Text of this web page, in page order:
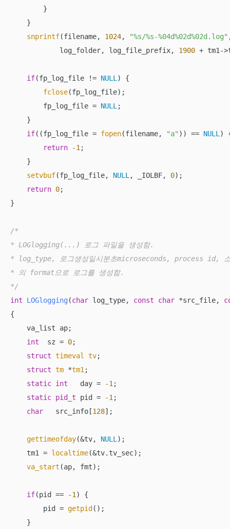
        }
    }
snprintf(filename, 1024, "%s/%s-%04d%02d%02d.log"
            log_folder, log_file_prefix,
1900 + tm1-
if(fp_log_file != NULL ) {
fclose(fp_log_file);
        fp_log_file =
NULL ;
    }
if((fp_log_file = fopen(filename, "a" )) == NULL )
return
-1 ;
    }
setvbuf(fp_log_file, NULL , _IOLBF, 0);
return 0;
}
/*
* LOGlogging(...) 로그 파일을 생성함.
* log_type, 로그생성일시분초microseconds, process id,
* 의 format으로 로그를 생성함.
*/
int
LOGlogging(char log_type, const char *src_file,
{
    va_list ap;
int
  sz =
0;
struct timeval tv;
struct tm *tm1 ;
static int
   day =
-1 ;
static pid_t pid = -1 ;
char
   src_info[
128];
gettimeofday(&tv, NULL );
    tm1 =
localtime(&tv.tv_sec);
va_start (ap, fmt);
if(pid == -1 ) {
        pid =
getpid ();
    }